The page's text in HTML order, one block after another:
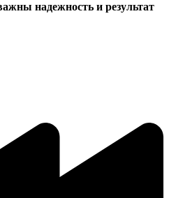
надежность и результат